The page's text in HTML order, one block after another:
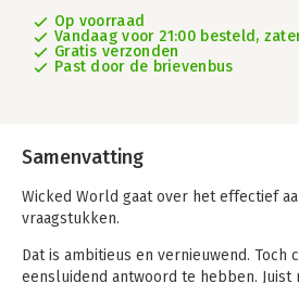
Op voorraad
Vandaag voor 21:00 besteld,
Gratis verzonden
Past door de brievenbus
Samenvatting
Wicked World gaat over het effectief
vraagstukken.
Dat is ambitieus en vernieuwend. Toch
eensluidend antwoord te hebben. Juist